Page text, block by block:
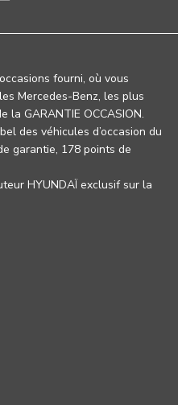
fourni, où vous
Mercedes-Benz, les plus
la GARANTIE OCCASION.
des véhicules d’occasion du
garantie, 178 points de
HYUNDAÏ exclusif sur la